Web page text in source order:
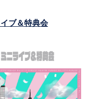
ブ＆特典会